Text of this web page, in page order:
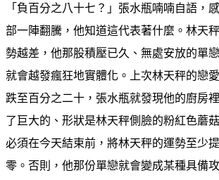
「負百分之八十七？」張水瓶喃喃自語，
部一陣翻騰，他知道這代表著什麼。林天
勢越差，他那股積壓已久、無處安放的單
就會越發瘋狂地實體化。上次林天秤的戀
跌至百分之二十，張水瓶就發現他的廚房
了巨大的、形狀是林天秤側臉的粉紅色蘑
必須在今天結束前，將林天秤的運勢至少
零。否則，他那份單戀就會變成某種具備